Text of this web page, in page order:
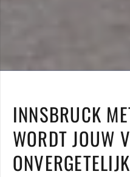
INNSBRUCK
WORDT JOUW
ONVERGETELIJK